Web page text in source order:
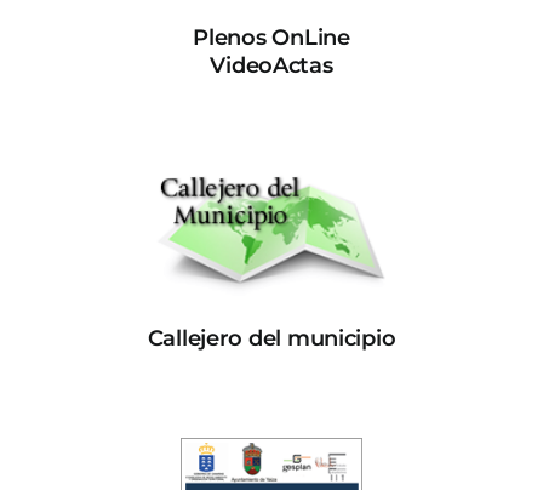
Plenos OnLine
VideoActas
Callejero del municipio